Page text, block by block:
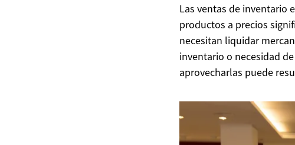
Las ventas de inventario
productos a precios
necesitan liquidar
inventario o necesidad
aprovecharlas puede